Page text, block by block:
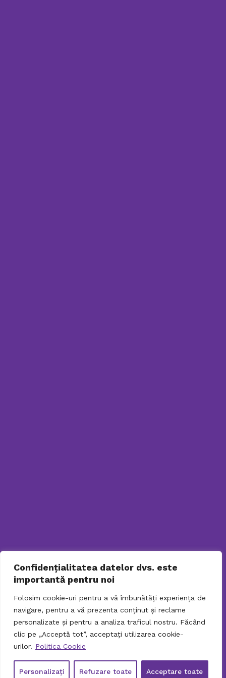
Confidențialitatea datelor dvs. este
importantă pentru noi
Folosim cookie-uri pentru a vă îmbunătăți experiența de
navigare, pentru a vă prezenta conținut și reclame
personalizate și pentru a analiza traficul nostru. Făcând
clic pe „Acceptă tot”, acceptați utilizarea cookie-
urilor. Politica Cookie
Personalizați Refuzare toate Acceptare toate
© 2026 Directia Generala de Asistenta Sociala si
Protectia Copilului Sector 2. Toate drepturile
rezervate. DGASPC-Sector 2